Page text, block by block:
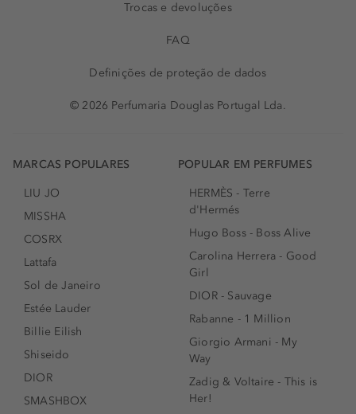
Trocas e devoluções
FAQ
Definições de proteção de dados
© 2026 Perfumaria Douglas Portugal Lda.
MARCAS POPULARES
LIU JO
MISSHA
COSRX
Lattafa
Sol de Janeiro
Estée Lauder
Billie Eilish
Shiseido
DIOR
SMASHBOX
POPULAR EM PERFUMES
HERMÈS - Terre
d'Hermés
Hugo Boss - Boss Alive
Carolina Herrera - Good
Girl
DIOR - Sauvage
Rabanne - 1 Million
Giorgio Armani - My
Way
Zadig & Voltaire - This is
Her!